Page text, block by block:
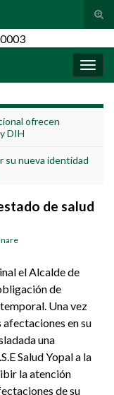
ofrecen
DIH
su nueva identidad
de salud
el Alcalde de
de
Una vez
en su
una
Salud Yopal a la
la atención
de su